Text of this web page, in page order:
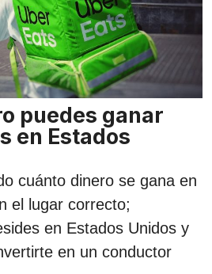
puedes ganar
en Estados
cuánto dinero se gana en
el lugar correcto;
en Estados Unidos y
en un conductor